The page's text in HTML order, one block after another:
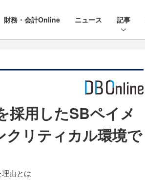
財務・会計Online ニュース 記事
採用したSBペイメ
リティカル環境で
由とは